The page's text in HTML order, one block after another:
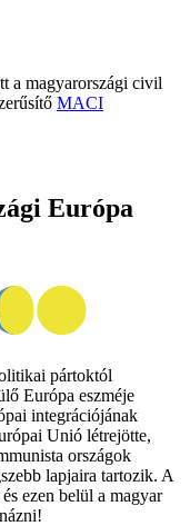
a magyarországi civil
MACI
Európa
pártoktól
Európa eszméje
integrációjának
Unió létrejötte,
országok
lapjaira tartozik. A
ezen belül a magyar